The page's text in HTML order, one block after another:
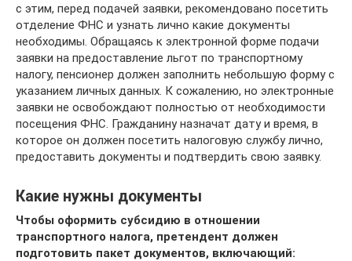
с этим, перед подачей заявки, рекомендовано посетить
отделение ФНС и узнать лично какие документы
необходимы. Обращаясь к электронной форме подачи
заявки на предоставление льгот по транспортному
налогу, пенсионер должен заполнить небольшую форму с
указанием личных данных. К сожалению, но электронные
заявки не освобождают полностью от необходимости
посещения ФНС. Гражданину назначат дату и время, в
которое он должен посетить налоговую службу лично,
предоставить документы и подтвердить свою заявку.
Какие нужны документы
Чтобы оформить субсидию в отношении
транспортного налога, претендент должен
подготовить пакет документов, включающий: